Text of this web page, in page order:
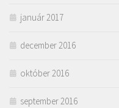
január 2017
december 2016
október 2016
september 2016